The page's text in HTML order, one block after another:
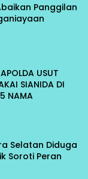
Panggilan
USUT
SIANIDA DI
NAMA
Selatan Diduga
Soroti Peran